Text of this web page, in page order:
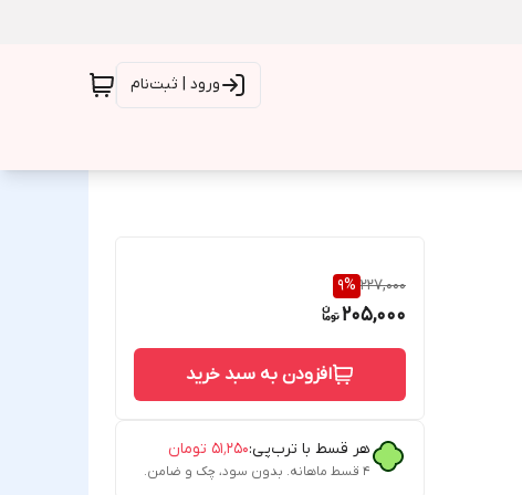
ورود | ثبت‌نام
227,000
9%
205,000
افزودن به سبد خرید
هر قسط با ترب‌پی:۵۱٬۲۵۰ تومان
۴ قسط ماهانه. بدون سود، چک و ضامن.